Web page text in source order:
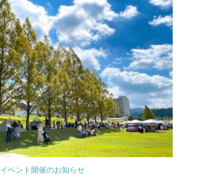
イベント開催のお知らせ